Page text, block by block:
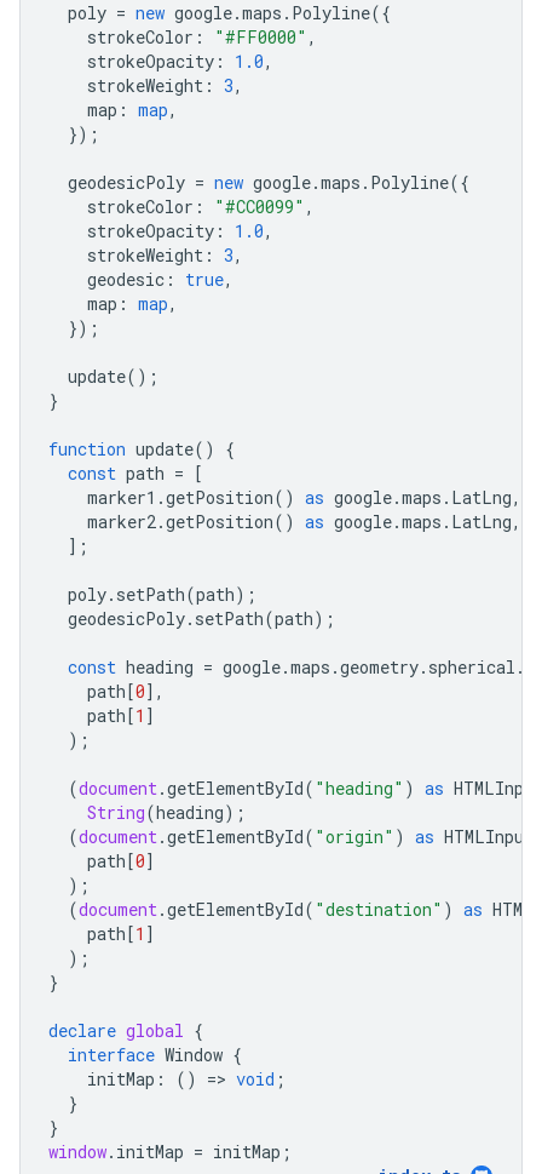
poly = new google.maps . Polyline({
strokeColor : "#FF0000" ,
strokeOpacity : 1.0,
strokeWeight : 3,
map : map,
});
geodesicPoly = new google.maps . Polyline({
strokeColor : "#CC0099" ,
strokeOpacity : 1.0,
strokeWeight : 3,
geodesic : true,
map : map,
});
update();
}
function update()
{
const path = [
marker1 .getPosition() as google.maps . LatLng,
marker2.getPosition() as google.maps . LatLng,
];
poly. setPath(path);
geodesicPoly. setPath(path);
const heading = google.maps .geometry. spherical .
path[0],
path[1 ]
);
(document.getElementById( "heading" ) as
String(heading);
(document.getElementById( "origin" ) as
path[0]
);
(document.getElementById( "destination" ) as
path[1 ]
);
}
declare global {
interface Window {
initMap : () => void ;
}
}
window. initMap = initMap ;